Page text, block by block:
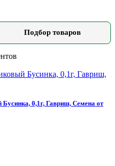
Подбор товаров
0,1г, Гавриш, Семена от